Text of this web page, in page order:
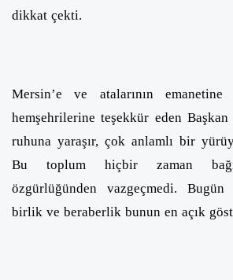
dikkat çekti.
Mersin’e ve atalarının
hemşehrilerine teşekkür eden Başkan
ruhuna yaraşır, çok anlamlı bir
Bu toplum hiçbir zaman
özgürlüğünden vazgeçmedi. Bugün
birlik ve beraberlik bunun en açık